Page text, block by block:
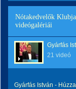
Nótakedvelők Klubja
videógalériái
Gyárfás
21 videó
Gyárfás István -